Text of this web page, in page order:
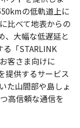
の低軌道上に
に比べて地表からの
大幅な低遅延と
る「STARLINK
客さま向けに
提供するサービス
た山間部や島しょ
高信頼な通信を